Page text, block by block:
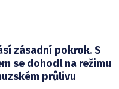
zásadní pokrok. S
se dohodl na režimu
průlivu